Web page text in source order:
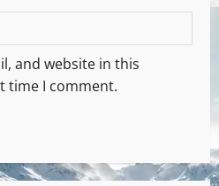
and website in this
time I comment.